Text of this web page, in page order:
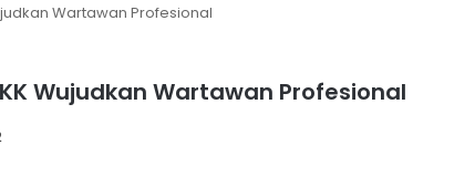
Wartawan Profesional
Wujudkan Wartawan Profesional